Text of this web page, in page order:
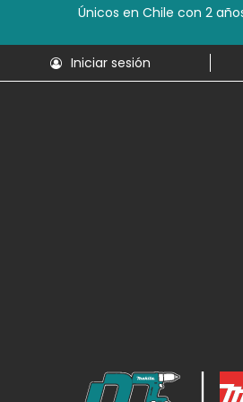
Únicos en Chile con 2
Iniciar sesión